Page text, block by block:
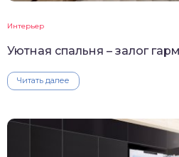
Интерьер
Уютная спальня – залог
Читать далее